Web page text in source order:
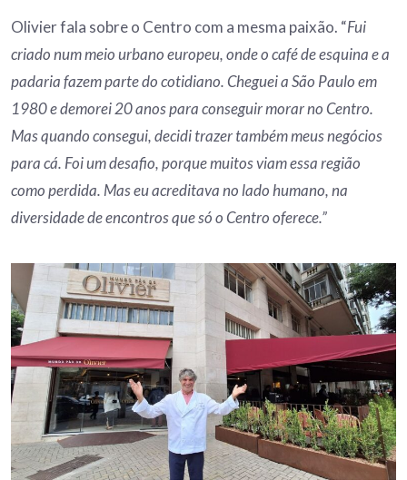
Olivier fala sobre o Centro com a mesma paixão. “Fui
criado num meio urbano europeu, onde o café de esquina e a
padaria fazem parte do cotidiano. Cheguei a São Paulo em
1980 e demorei 20 anos para conseguir morar no Centro.
Mas quando consegui, decidi trazer também meus negócios
para cá. Foi um desafio, porque muitos viam essa região
como perdida. Mas eu acreditava no lado humano, na
diversidade de encontros que só o Centro oferece.”